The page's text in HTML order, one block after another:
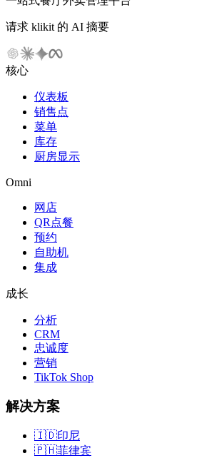
请求 klikit 的 AI 摘要
核心
仪表板
销售点
菜单
库存
厨房显示
Omni
网店
QR点餐
预约
自助机
集成
成长
分析
CRM
忠诚度
营销
TikTok Shop
解决方案
🇮🇩印尼
🇵🇭菲律宾